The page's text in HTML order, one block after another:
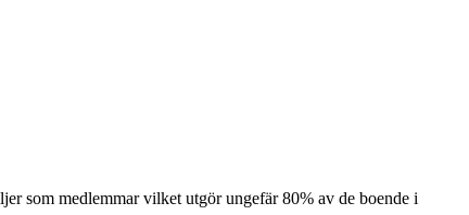
som medlemmar vilket utgör ungefär 80% av de boende i